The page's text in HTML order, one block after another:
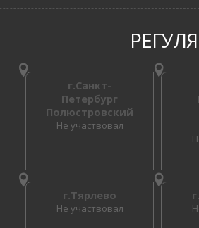
г.Санкт-
Петербург
Полюстровский
Не участвовал
г.Тярлево
Не участвовал